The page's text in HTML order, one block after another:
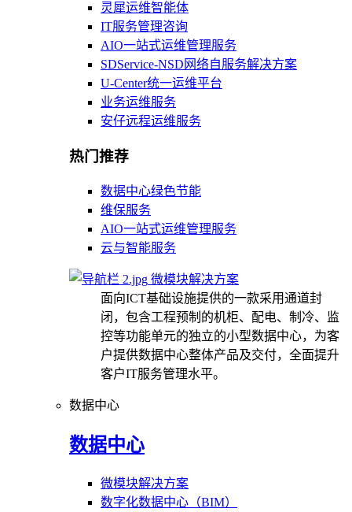
灵犀运维智能体
IT服务管理咨询
AIO一站式运维管理服务
SDService-NSD网络自服务解决方案
U-Center统一运维平台
业务运维服务
安仔远程运维服务
热门推荐
数据中心绿色节能
维保服务
AIO一站式运维管理服务
云与智能服务
微模块解决方案
面向ICT基础设施提供的一款采用通道封
闭，包含工程预制的机柜、配电、制冷、监
控等功能单元的独立的小型数据中心，为客
户提供数据中心整体产品及交付，全面提升
客户IT服务管理水平。
数据中心
数据中心
微模块解决方案
数字化数据中心（BIM）